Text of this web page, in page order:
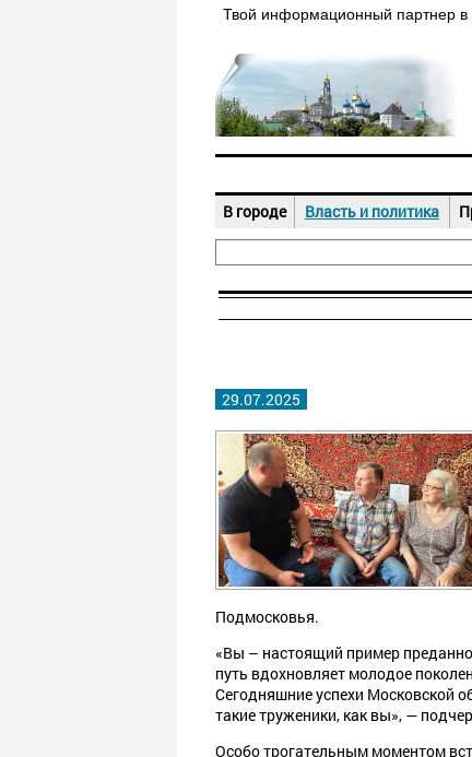
Твой информационный партнер
В городе Власть и политика
29.07.2025
Подмосковья.
«Вы – настоящий пример
путь вдохновляет молодое
Сегодняшние успехи Московской
такие труженики, как вы», —
Особо трогательным моментом